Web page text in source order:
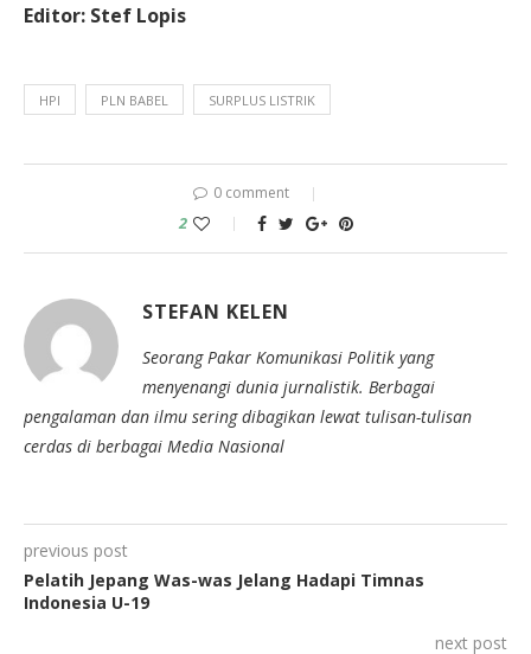
Editor: Stef Lopis
HPI PLN BABEL SURPLUS LISTRIK
0 comment
2
STEFAN KELEN
Seorang Pakar Komunikasi Politik yang
menyenangi dunia jurnalistik. Berbagai
pengalaman dan ilmu sering dibagikan lewat tulisan-tulisan
cerdas di berbagai Media Nasional
previous post
Pelatih Jepang Was-was Jelang Hadapi Timnas
Indonesia U-19
next post